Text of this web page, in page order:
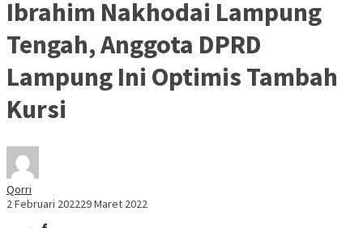
Ibrahim Nakhodai Lampung
Tengah, Anggota DPRD
Lampung Ini Optimis Tambah
Kursi
Qorri
2 Februari 202229 Maret 2022